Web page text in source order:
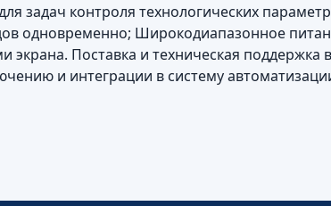
задач контроля технологических
одновременно; Широкодиапазонное
экрана. Поставка и техническая
и интеграции в систему